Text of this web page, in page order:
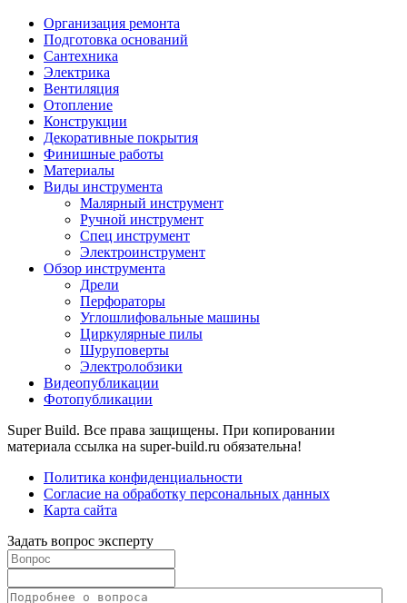
Организация ремонта
Подготовка оснований
Сантехника
Электрика
Вентиляция
Отопление
Конструкции
Декоративные покрытия
Финишные работы
Материалы
Виды инструмента
Малярный инструмент
Ручной инструмент
Спец инструмент
Электроинструмент
Обзор инструмента
Дрели
Перфораторы
Углошлифовальные машины
Циркулярные пилы
Шуруповерты
Электролобзики
Видеопубликации
Фотопубликации
Super Build. Все права защищены. При копировании
материала ссылка на super-build.ru обязательна!
Политика конфиденциальности
Согласие на обработку персональных данных
Карта сайта
Задать вопрос эксперту